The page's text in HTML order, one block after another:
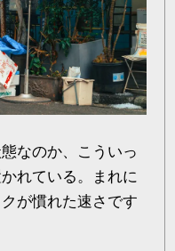
なのか、こういっ
れている。まれに
が慣れた速さです